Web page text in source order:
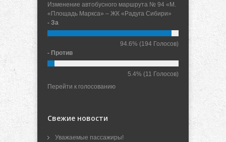
Изменение автобусного маршрута № 94 «М.
«Площадь Маркса» – ЖК «Радуга Сибири»
- За
94.6% (194 Голосов)
- Против
5.4% (11 Голосов)
Перейти к голосованию
Свежие новости
Уважаемые пассажиры!